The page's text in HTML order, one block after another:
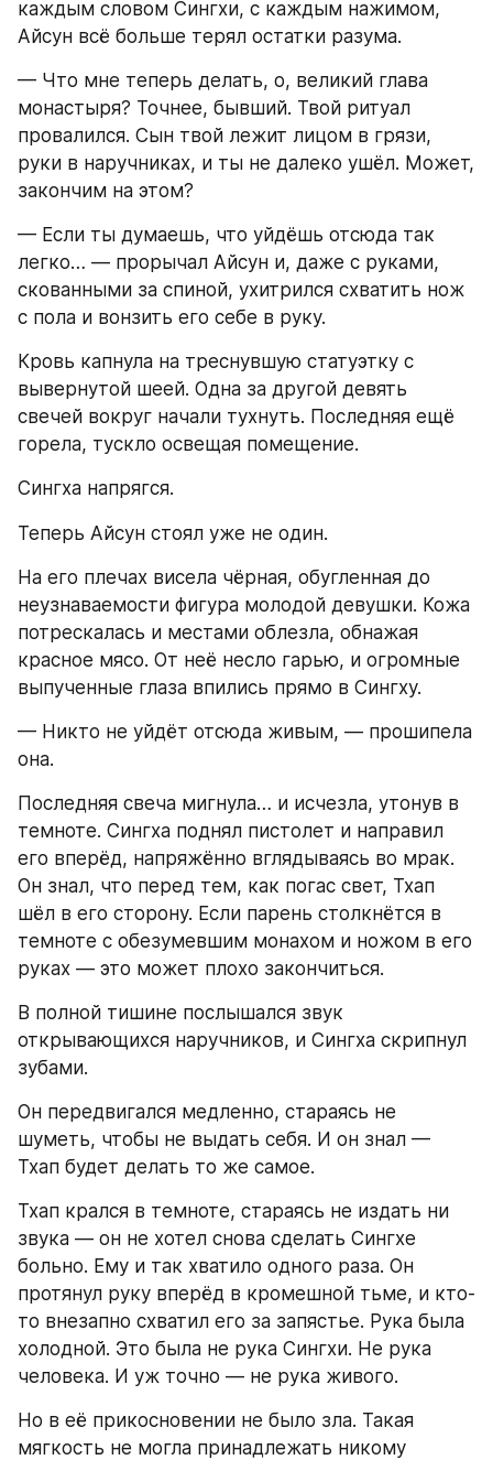
каждым словом Сингхи, с каждым нажимом,
Айсун всё больше терял остатки разума.
— Что мне теперь делать, о, великий глава
монастыря? Точнее, бывший. Твой ритуал
провалился. Сын твой лежит лицом в грязи,
руки в наручниках, и ты не далеко ушёл. Может,
закончим на этом?
— Если ты думаешь, что уйдёшь отсюда так
легко… — прорычал Айсун и, даже с руками,
скованными за спиной, ухитрился схватить нож
с пола и вонзить его себе в руку.
Кровь капнула на треснувшую статуэтку с
вывернутой шеей. Одна за другой девять
свечей вокруг начали тухнуть. Последняя ещё
горела, тускло освещая помещение.
Сингха напрягся.
Теперь Айсун стоял уже не один.
На его плечах висела чёрная, обугленная до
неузнаваемости фигура молодой девушки. Кожа
потрескалась и местами облезла, обнажая
красное мясо. От неё несло гарью, и огромные
выпученные глаза впились прямо в Сингху.
— Никто не уйдёт отсюда живым, — прошипела
она.
Последняя свеча мигнула… и исчезла, утонув в
темноте. Сингха поднял пистолет и направил
его вперёд, напряжённо вглядываясь во мрак.
Он знал, что перед тем, как погас свет, Тхап
шёл в его сторону. Если парень столкнётся в
темноте с обезумевшим монахом и ножом в его
руках — это может плохо закончиться.
В полной тишине послышался звук
открывающихся наручников, и Сингха скрипнул
зубами.
Он передвигался медленно, стараясь не
шуметь, чтобы не выдать себя. И он знал —
Тхап будет делать то же самое.
Тхап крался в темноте, стараясь не издать ни
звука — он не хотел снова сделать Сингхе
больно. Ему и так хватило одного раза. Он
протянул руку вперёд в кромешной тьме, и кто-
то внезапно схватил его за запястье. Рука была
холодной. Это была не рука Сингхи. Не рука
человека. И уж точно — не рука живого.
Но в её прикосновении не было зла. Такая
мягкость не могла принадлежать никому